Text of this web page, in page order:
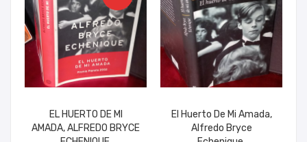
EL HUERTO DE MI
AMADA, ALFREDO BRYCE
El Huerto De Mi Amada,
Alfredo Bryce